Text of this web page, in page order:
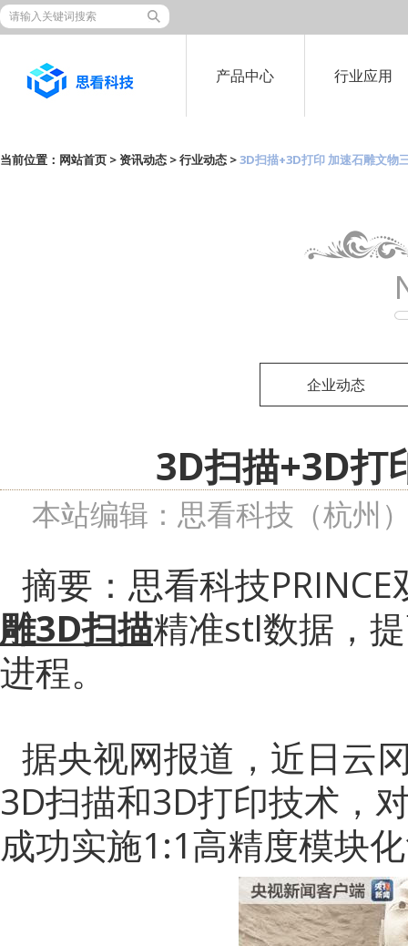
产品中心 行业应用
当前位置： 网站首页 >资讯动态 >行业动态 >3D扫描+3D打印 加速石雕文物
企业动态
3D扫描+3D打
本站编辑：思看科技（杭州
摘要：思看科技
雕3D扫描精准stl数据，
进程。
据央视网报道，近日云
3D扫描和3D打印技术，
成功实施1:1高精度模块